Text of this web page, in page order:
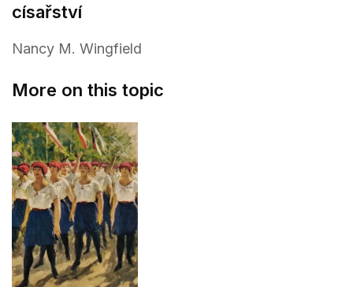
císařství
Nancy M. Wingfield
More on this topic